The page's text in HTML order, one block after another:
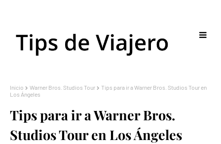
Inicio Warner Bros. Studios Tour
Tips para ir a Warner Bros. Studios Tour en
Los Ángeles
Tips para ir a Warner Bros.
Studios Tour en Los Ángeles